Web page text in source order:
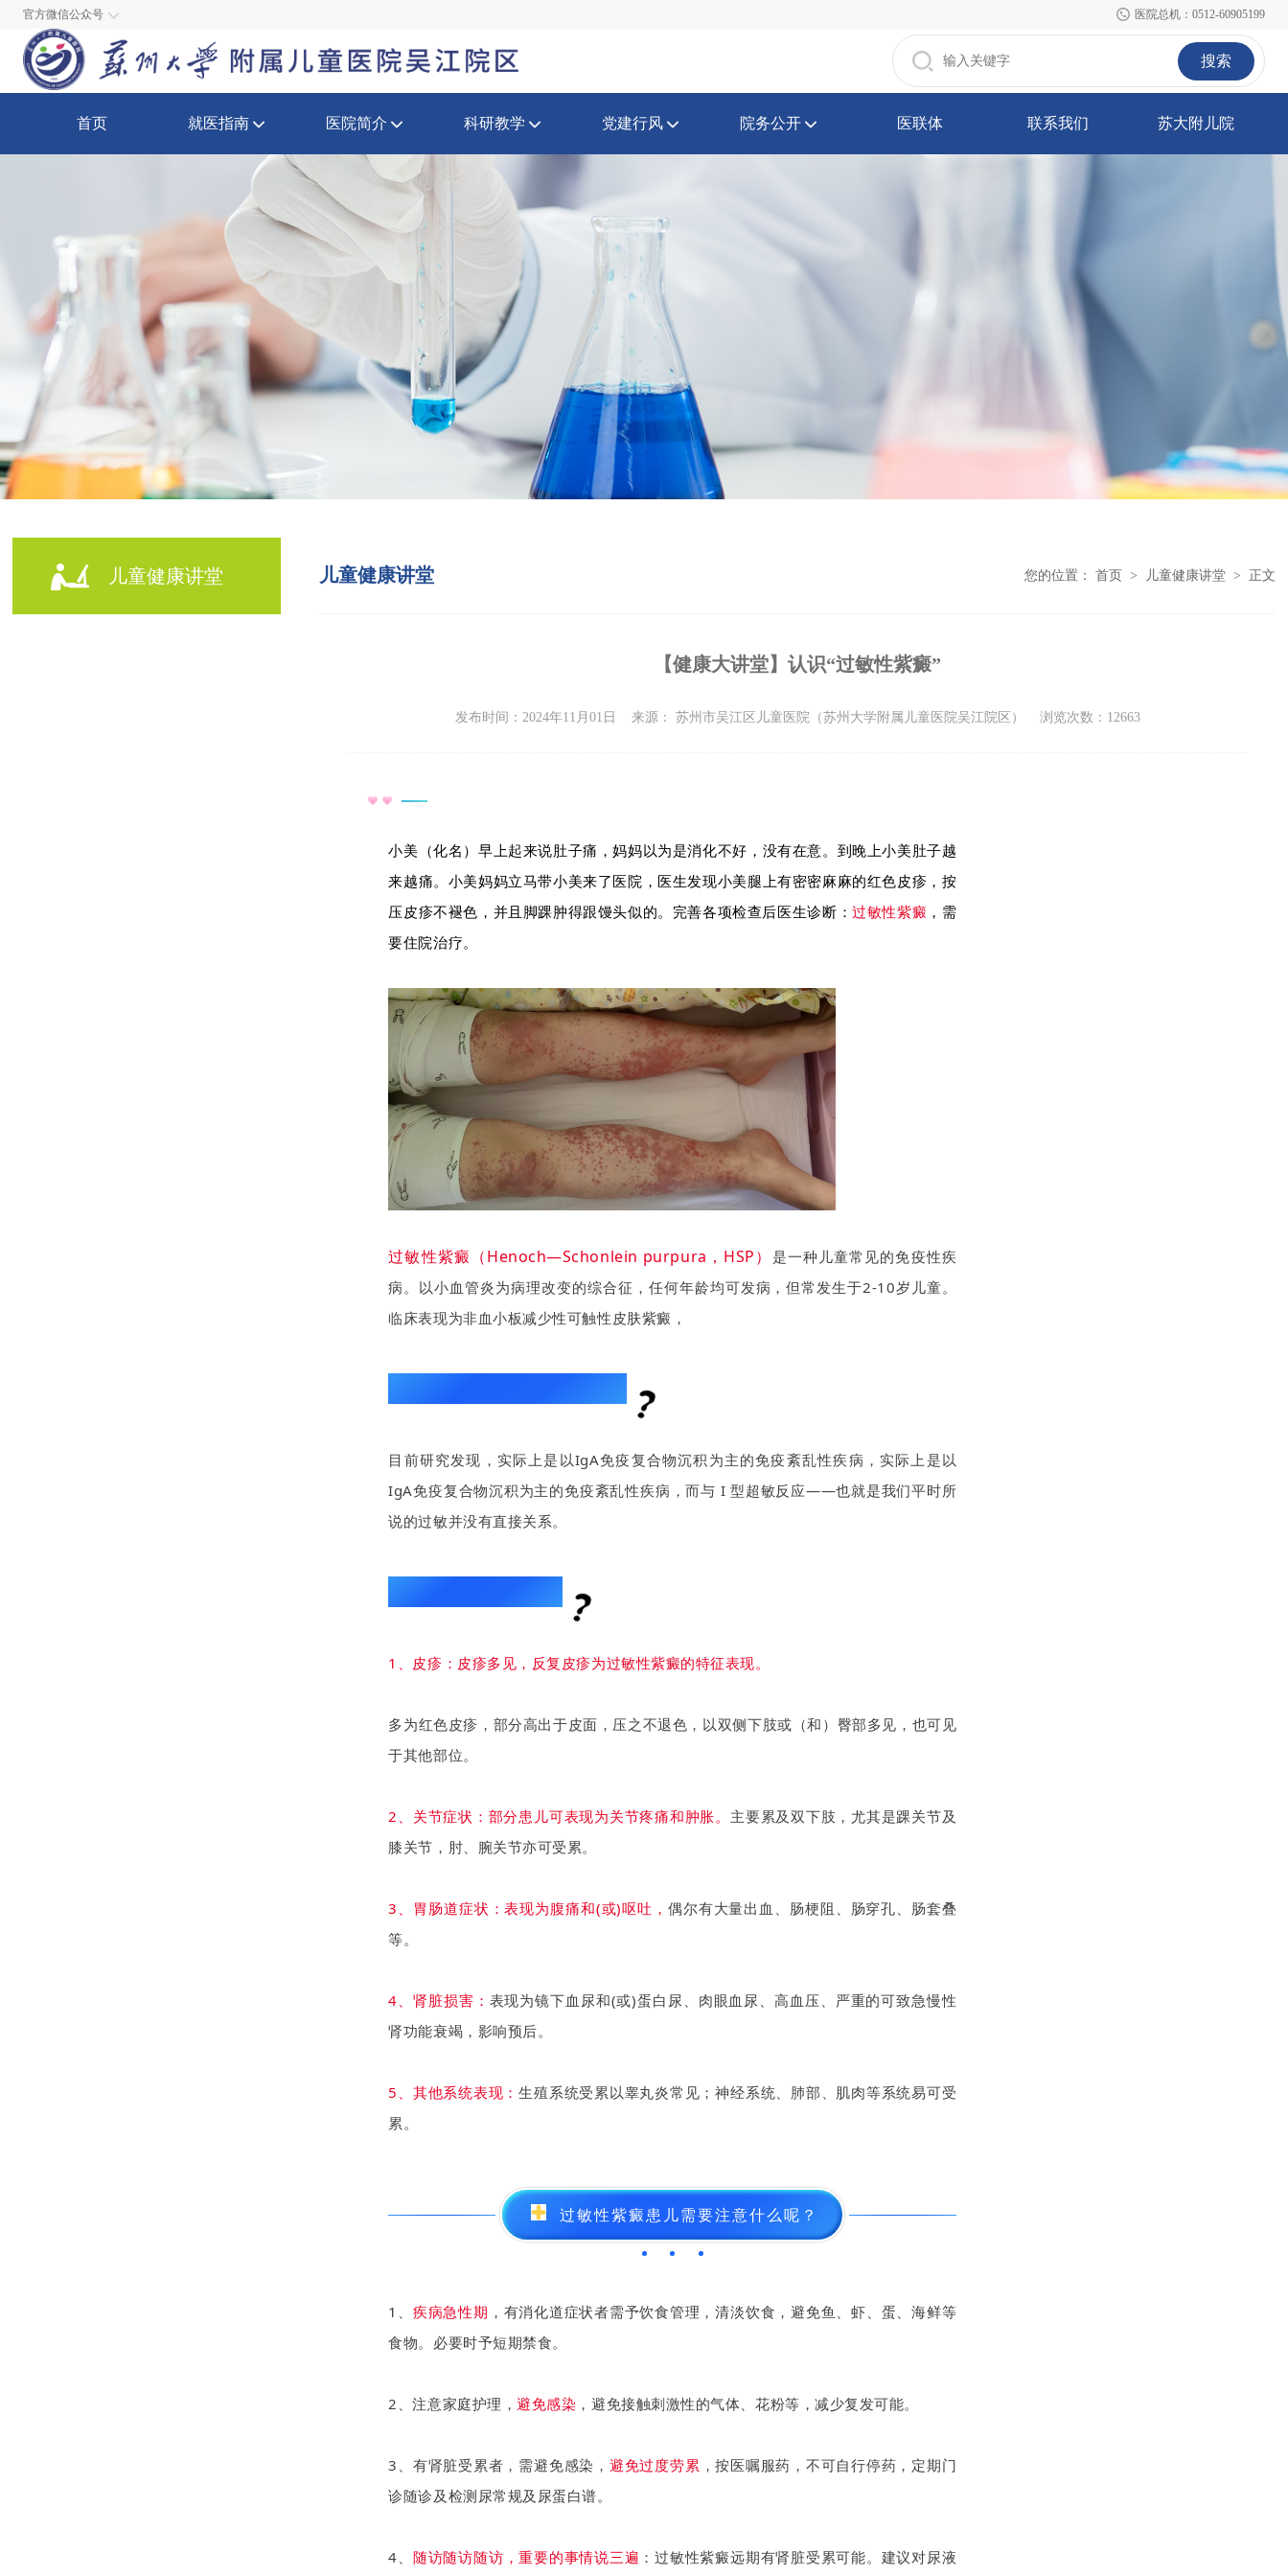
官方微信公众号 医院总机：0512-60905199
搜索
首页 就医指南 医院简介 科研教学 党建行风 院务公开 医联体 联系我们 苏大附儿院
儿童健康讲堂 您的位置： 首页 > 儿童健康讲堂 > 正文
儿童健康讲堂
【健康大讲堂】认识“过敏性紫癜”
发布时间：2024年11月01日 来源： 苏州市吴江区儿童医院（苏州大学附属儿童医院吴江院区） 浏览次数：12663
小美（化名） 早上起来说肚子痛，妈妈以为是消化不好，没有在意。到晚上小美肚子越
来越痛。小美妈妈立马带小美来了医院，医生发现小美腿上有密密麻麻的红色皮疹，按
压皮疹不褪色，并且脚踝肿得跟馒头似的。完善各项检查后医生诊断：过敏性紫癜 ，需
要住院治疗。
过敏性紫癜（Henoch—Schonlein purpura，HSP）
是一种儿童常见的免疫性疾
病。 以小血管炎为病理改变的综合征，任何年龄均可发病，但常发生于2-10岁儿童。
临床表现为非血小板减少性可触性皮肤紫癜，
目前研究发现，实际上是以IgA免疫复合物沉积为主的免疫紊乱性疾病，实际上是以
IgA免疫复合物沉积为主的免疫紊乱性疾病，而与 I 型超敏反应——也就是我们平时所
说的过敏并没有直接关系。
1、 皮疹：皮疹多见，反复皮疹为过敏性紫癜的特征表现。
多为红色皮疹，部分高出于皮面，压之不退色，以双侧下肢或（和）臀部多见，也可见
于其他部位。
2、关节症状：部分患儿可表现为关节疼痛和肿胀。 主要累及双下肢，尤其是踝关节及
膝关节，肘、腕关节亦可受累。
3、胃肠道症状：表现为腹痛和(或)呕吐， 偶尔有大量出血、肠梗阻、肠穿孔、肠套叠
等。
4、肾脏损害： 表现为镜下血尿和(或)蛋白尿、肉眼血尿、高血压、严重的可致急慢性
肾功能衰竭，影响预后。
5、其他系统表现：生殖系统受累以睾丸炎常见；神经系统、肺部、肌肉等系统易可受
累。
过敏性紫癜患儿需要注意什么呢？
1、 疾病急性期 ，有消化道症状者需予饮食管理，清淡饮食，避免鱼、虾、蛋、海鲜等
食物。必要时予短期禁食。
2、注意家庭护理，避免感染 ，避免接触刺激性的气体、花粉等，减少复发可能。
3、有肾脏受累者，需避免感染， 避免过度劳累 ，按医嘱服药，不可自行停药，定期门
诊随诊及检测尿常规及尿蛋白谱。
4、 随访随访随访，重要的事情说三遍 ：过敏性紫癜远期有肾脏受累可能。建议对尿液